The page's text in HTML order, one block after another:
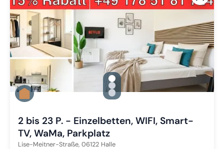
gallery.slide_selector
Zu Slide 1 wechseln
Zu Slide 2 wechseln
Zu Slide 3 wechseln
2 bis 23 P. - Einzelbetten, WIFI, Smart-
TV, WaMa, Parkplatz
Lise-Meitner-Straße, 06122 Halle